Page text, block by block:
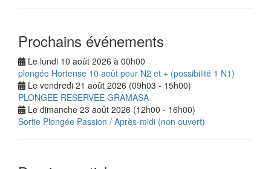
Prochains événements
Le lundi 10 août 2026 à 00h00
plongée Hortense 10 août pour N2 et + (possibilité 1 N1)
Le vendredi 21 août 2026 (09h03 - 15h00)
PLONGEE RESERVEE GRAMASA
Le dimanche 23 août 2026 (12h00 - 16h00)
Sortie Plongée Passion / Après-midi (non ouvert)